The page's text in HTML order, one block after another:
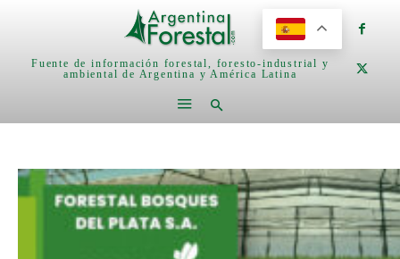
Fuente de información forestal, foresto-industrial y
ambiental de Argentina y América Latina